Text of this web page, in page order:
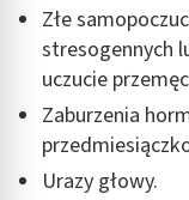
Złe
stresogennych
uczucie
Zaburzenia
Urazy głowy.
Tworzenie profili
Wykorzystywanie
Pomiar
Pomiar